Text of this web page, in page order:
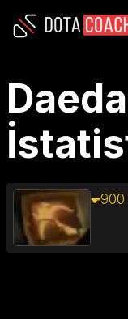
900